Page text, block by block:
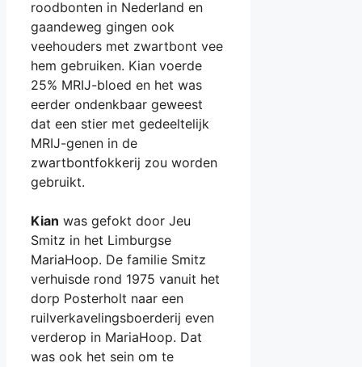
roodbonten in Nederland en
gaandeweg gingen ook
veehouders met zwartbont vee
hem gebruiken. Kian voerde
25% MRIJ-bloed en het was
eerder ondenkbaar geweest
dat een stier met gedeeltelijk
MRIJ-genen in de
zwartbontfokkerij zou worden
gebruikt.
Kian was gefokt door Jeu
Smitz in het Limburgse
MariaHoop. De familie Smitz
verhuisde rond 1975 vanuit het
dorp Posterholt naar een
ruilverkavelingsboerderij even
verderop in MariaHoop. Dat
was ook het sein om te